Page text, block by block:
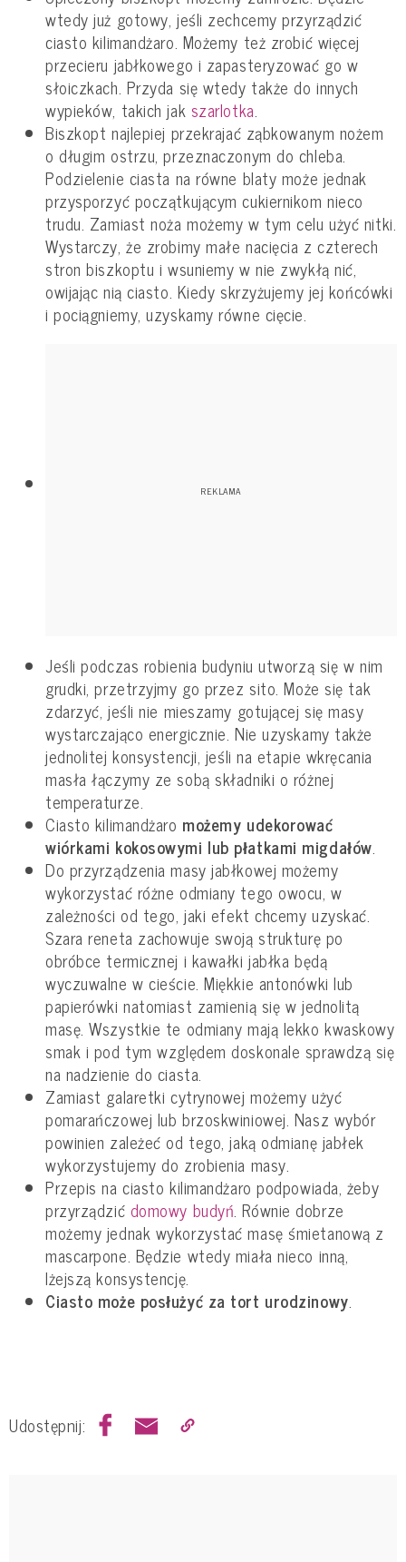
wtedy już gotowy, jeśli zechcemy przyrządzić
ciasto kilimandżaro. Możemy też zrobić więcej
przecieru jabłkowego i zapasteryzować go w
słoiczkach. Przyda się wtedy także do innych
wypieków, takich jak szarlotka.
Biszkopt najlepiej przekrajać ząbkowanym nożem
o długim ostrzu, przeznaczonym do chleba.
Podzielenie ciasta na równe blaty może jednak
przysporzyć początkującym cukiernikom nieco
trudu. Zamiast noża możemy w tym celu użyć nitki.
Wystarczy, że zrobimy małe nacięcia z czterech
stron biszkoptu i wsuniemy w nie zwykłą nić,
owijając nią ciasto. Kiedy skrzyżujemy jej końcówki
i pociągniemy, uzyskamy równe cięcie.
Jeśli podczas robienia budyniu utworzą się w nim
grudki, przetrzyjmy go przez sito. Może się tak
zdarzyć, jeśli nie mieszamy gotującej się masy
wystarczająco energicznie. Nie uzyskamy także
jednolitej konsystencji, jeśli na etapie wkręcania
masła łączymy ze sobą składniki o różnej
temperaturze.
Ciasto kilimandżaro możemy udekorować
wiórkami kokosowymi lub płatkami migdałów.
Do przyrządzenia masy jabłkowej możemy
wykorzystać różne odmiany tego owocu, w
zależności od tego, jaki efekt chcemy uzyskać.
Szara reneta zachowuje swoją strukturę po
obróbce termicznej i kawałki jabłka będą
wyczuwalne w cieście. Miękkie antonówki lub
papierówki natomiast zamienią się w jednolitą
masę. Wszystkie te odmiany mają lekko kwaskowy
smak i pod tym względem doskonale sprawdzą się
na nadzienie do ciasta.
Zamiast galaretki cytrynowej możemy użyć
pomarańczowej lub brzoskwiniowej. Nasz wybór
powinien zależeć od tego, jaką odmianę jabłek
wykorzystujemy do zrobienia masy.
Przepis na ciasto kilimandżaro podpowiada, żeby
przyrządzić domowy budyń. Równie dobrze
możemy jednak wykorzystać masę śmietanową z
mascarpone. Będzie wtedy miała nieco inną,
lżejszą konsystencję.
Ciasto może posłużyć za tort urodzinowy.
Udostępnij: